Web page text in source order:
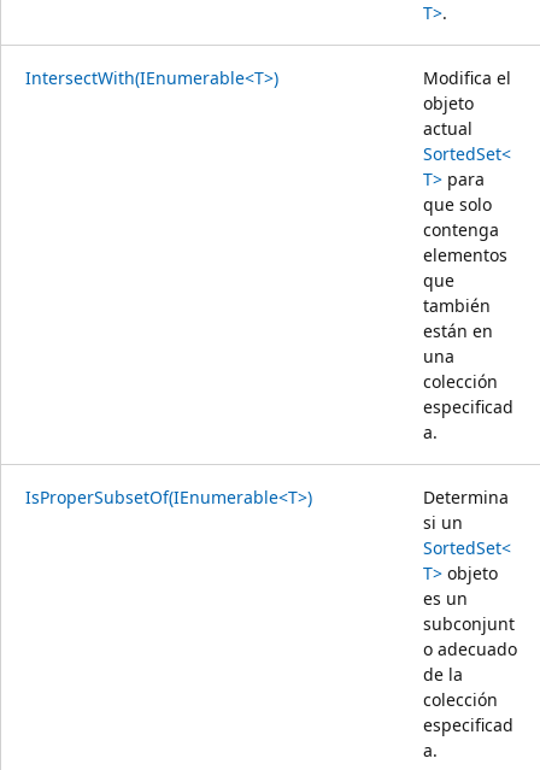
T>.
IntersectWith(IEnumerable<T>)
Modifica el
objeto
actual
SortedSet<
T> para
que solo
contenga
elementos
que
también
están en
una
colección
especificad
a.
IsProperSubsetOf(IEnumerable<T>)
Determina
si un
SortedSet<
T> objeto
es un
subconjunt
o adecuado
de la
colección
especificad
a.